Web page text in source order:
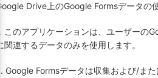
Drive上のGoogle Formsデータの
このアプリケーションは、ユーザーの
関連するデータのみを使用します。
Google Formsデータは収集および/ま